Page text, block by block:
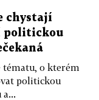
chystají
politickou
tématu, o kterém
politickou